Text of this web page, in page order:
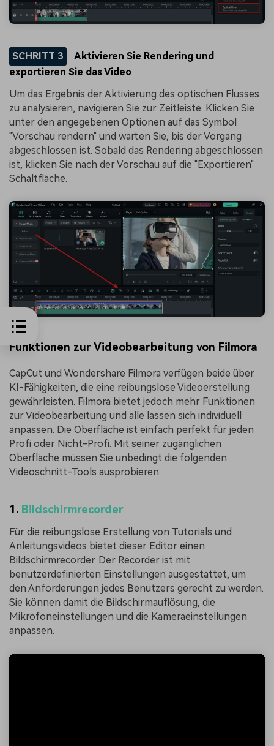
SCHRITT 3
Aktivieren Sie Rendering und
exportieren Sie das Video
Um das Ergebnis der Aktivierung des optischen Flusses
zu analysieren, navigieren Sie zur Zeitleiste. Klicken Sie
unter den angegebenen Optionen auf das Symbol
"Vorschau rendern" und warten Sie, bis der Vorgang
abgeschlossen ist. Sobald das Rendering abgeschlossen
ist, klicken Sie nach der Vorschau auf die "Exportieren"
Schaltfläche.
Funktionen zur Videobearbeitung von Filmora
CapCut und Wondershare Filmora verfügen beide über
KI-Fähigkeiten, die eine reibungslose Videoerstellung
gewährleisten. Filmora bietet jedoch mehr Funktionen
zur Videobearbeitung und alle lassen sich individuell
anpassen. Die Oberfläche ist einfach perfekt für jeden
Profi oder Nicht-Profi. Mit seiner zugänglichen
Oberfläche müssen Sie unbedingt die folgenden
Videoschnitt-Tools ausprobieren:
1. Bildschirmrecorder
Für die reibungslose Erstellung von Tutorials und
Anleitungsvideos bietet dieser Editor einen
Bildschirmrecorder. Der Recorder ist mit
benutzerdefinierten Einstellungen ausgestattet, um
den Anforderungen jedes Benutzers gerecht zu werden.
Sie können damit die Bildschirmauflösung, die
Mikrofoneinstellungen und die Kameraeinstellungen
anpassen.